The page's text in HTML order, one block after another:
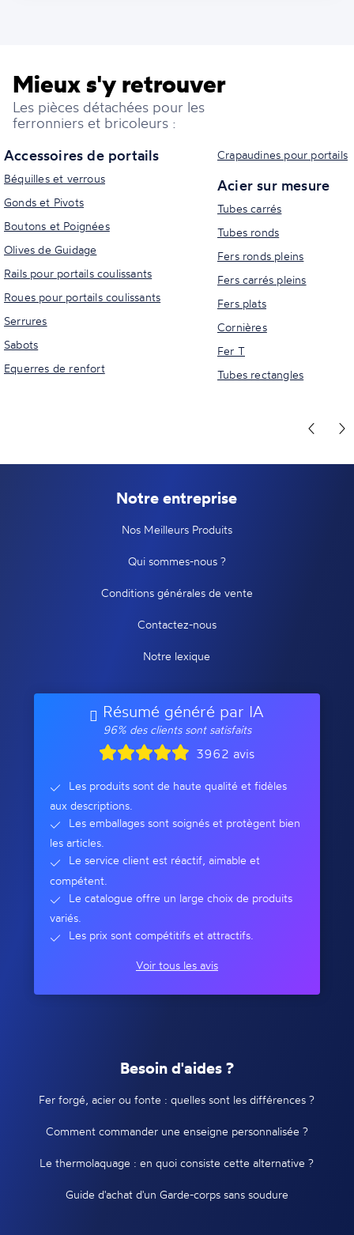
Mieux s'y retrouver
Les pièces détachées pour les
ferronniers et bricoleurs :
Accessoires de portails
Béquilles et verrous
Gonds et Pivots
Boutons et Poignées
Olives de Guidage
Rails pour portails coulissants
Roues pour portails coulissants
Serrures
Sabots
Equerres de renfort
Crapaudines pour portails
Acier sur mesure
Tubes carrés
Tubes ronds
Fers ronds pleins
Fers carrés pleins
Fers plats
Cornières
Fer T
Tubes rectangles
Notre entreprise
Nos Meilleurs Produits
Qui sommes-nous ?
Conditions générales de vente
Contactez-nous
Notre lexique
Résumé généré par IA
96% des clients sont satisfaits
3962 avis
Les produits sont de haute qualité et fidèles
aux descriptions.
Les emballages sont soignés et protègent bien
les articles.
Le service client est réactif, aimable et
compétent.
Le catalogue offre un large choix de produits
variés.
Les prix sont compétitifs et attractifs.
Voir tous les avis
Besoin d'aides ?
Fer forgé, acier ou fonte : quelles sont les différences ?
Comment commander une enseigne personnalisée ?
Le thermolaquage : en quoi consiste cette alternative ?
Guide d'achat d'un Garde-corps sans soudure